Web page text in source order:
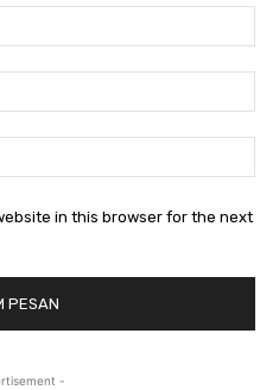
in this browser for the next
-